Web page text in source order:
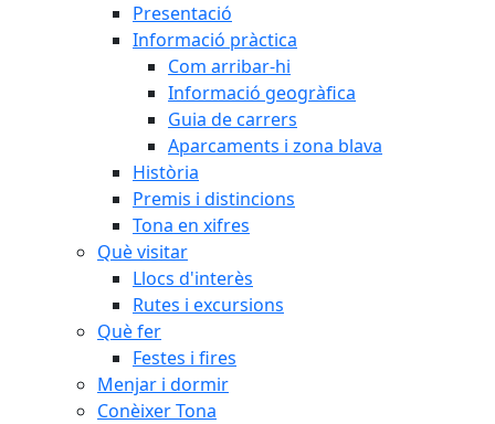
Presentació
Informació pràctica
Com arribar-hi
Informació geogràfica
Guia de carrers
Aparcaments i zona blava
Història
Premis i distincions
Tona en xifres
Què visitar
Llocs d'interès
Rutes i excursions
Què fer
Festes i fires
Menjar i dormir
Conèixer Tona